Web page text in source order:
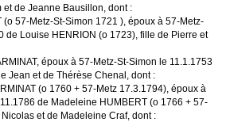
et de Jeanne Bausillon, dont :
57-Metz-St-Simon 1721 ), époux à 57-Metz-
de Louise HENRION (o 1723), fille de Pierre et
époux à 57-Metz-St-Simon le 11.1.1753
Jean et de Thérèse Chenal, dont :
(o 1760 + 57-Metz 17.3.1794), époux à
de Madeleine HUMBERT (o 1766 + 57-
et de Madeleine Craf, dont :